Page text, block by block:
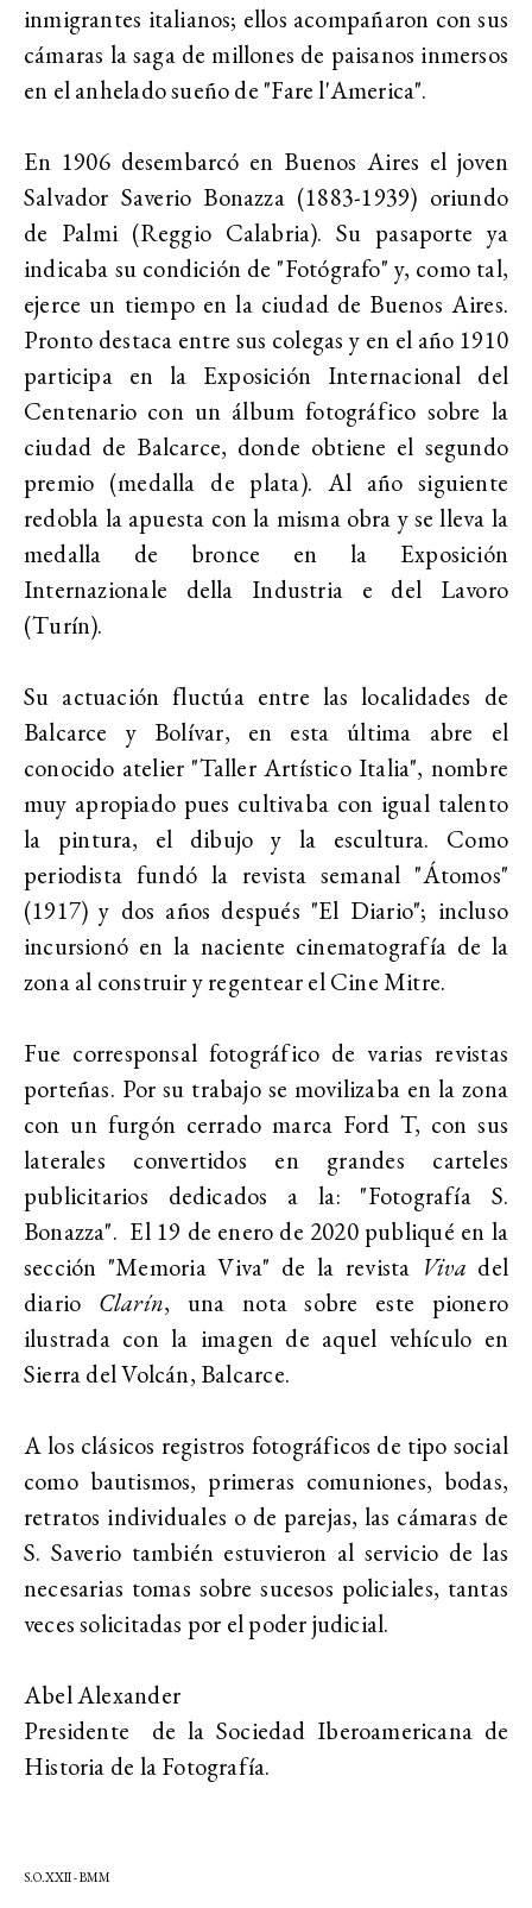
inmigrantes italianos; ellos acompañaron con sus
cámaras la saga de millones de paisanos inmersos
en el anhelado sueño de "Fare l'America".
En 1906 desembarcó en Buenos Aires el joven
Salvador Saverio Bonazza (1883-1939) oriundo
de Palmi (Reggio Calabria). Su pasaporte ya
indicaba su condición de "Fotógrafo" y, como tal,
ejerce un tiempo en la ciudad de Buenos Aires.
Pronto destaca entre sus colegas y en el año 1910
participa en la Exposición Internacional del
Centenario con un álbum fotográfico sobre la
ciudad de Balcarce, donde obtiene el segundo
premio (medalla de plata). Al año siguiente
redobla la apuesta con la misma obra y se lleva la
medalla de bronce en la Exposición
Internazionale della Industria e del Lavoro
(Turín).
Su actuación fluctúa entre las localidades de
Balcarce y Bolívar, en esta última abre el
conocido atelier "Taller Artístico Italia", nombre
muy apropiado pues cultivaba con igual talento
la pintura, el dibujo y la escultura. Como
periodista fundó la revista semanal "Átomos"
(1917) y dos años después "El Diario"; incluso
incursionó en la naciente cinematografía de la
zona al construir y regentear el Cine Mitre.
Fue corresponsal fotográfico de varias revistas
porteñas. Por su trabajo se movilizaba en la zona
con un furgón cerrado marca Ford T, con sus
laterales convertidos en grandes carteles
publicitarios dedicados a la: "Fotografía S.
Bonazza". El 19 de enero de 2020 publiqué en la
sección "Memoria Viva" de la revista Viva del
diario Clarín, una nota sobre este pionero
ilustrada con la imagen de aquel vehículo en
Sierra del Volcán, Balcarce.
A los clásicos registros fotográficos de tipo social
como bautismos, primeras comuniones, bodas,
retratos individuales o de parejas, las cámaras de
S. Saverio también estuvieron al servicio de las
necesarias tomas sobre sucesos policiales, tantas
veces solicitadas por el poder judicial.
Abel Alexander
Presidente de la Sociedad Iberoamericana de
Historia de la Fotografía.
S.O.XXII -BMM